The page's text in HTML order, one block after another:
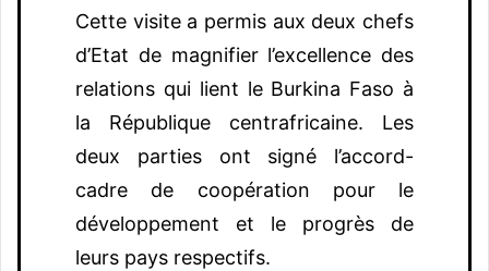
Cette visite a permis aux deux chefs
d’Etat de magnifier l’excellence des
relations qui lient le Burkina Faso à
la République centrafricaine. Les
deux parties ont signé l’accord-
cadre de coopération pour le
développement et le progrès de
leurs pays respectifs.